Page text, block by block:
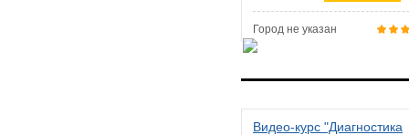
Город не указан
Видео-курс "Диагностика